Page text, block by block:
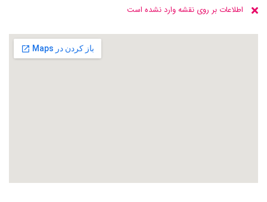
اطلاعات بر روی نقشه وارد نشده است